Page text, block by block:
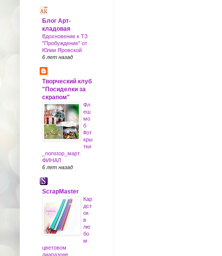
Блог Арт-
кладовая
Вдохновение к ТЗ
"Пробуждение" от
Юлии Яровской
6 лет назад
Творческий клуб
"Посиделки за
скрапом"
Фл
еш
мо
б
#от
кры
тки
_nonstop_март.
ФИНАЛ
6 лет назад
ScrapMaster
Кар
дст
ок
в
лю
бо
м
цветовом
диапазоне